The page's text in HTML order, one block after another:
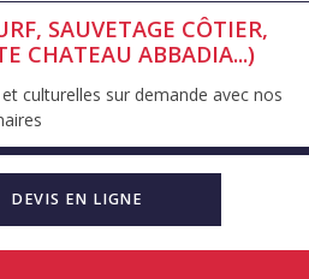
SAUVETAGE CÔTIER,
CHATEAU ABBADIA...)
culturelles sur demande avec nos
DEVIS EN LIGNE